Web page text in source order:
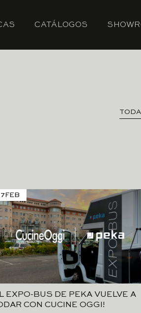
CATÁLOGOS
EXPO-BUS DE PEKA VUELVE A
CON CUCINE OGGI!
FEB